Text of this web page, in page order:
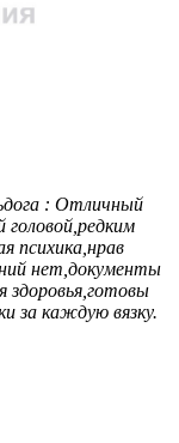
: Отличный
головой,редким
психика,нрав
нет,документы
здоровья,готовы
за каждую вязку.